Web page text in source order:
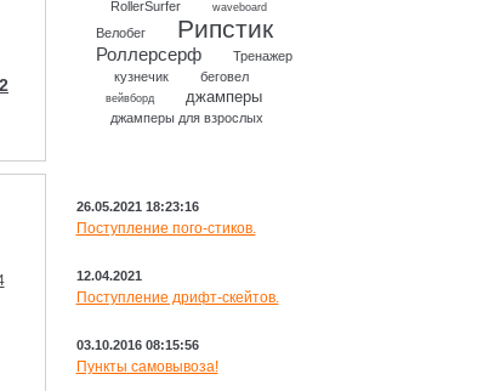
RollerSurfer waveboard
Велобег Рипстик
Роллерсерф
Тренажер
кузнечик
беговел
вейвборд джамперы
джамперы для взрослых
26.05.2021 18:23:16
Поступление пого-стиков.
12.04.2021
Поступление дрифт-скейтов.
03.10.2016 08:15:56
Пункты самовывоза!